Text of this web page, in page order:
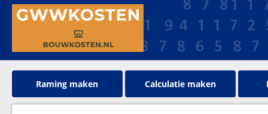
Raming maken Calculatie maken